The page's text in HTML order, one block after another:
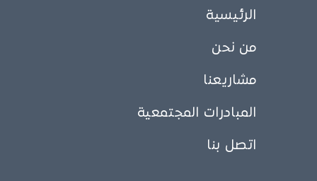
الرئيسية
من نحن
مشاريعنا
المبادرات المجتمعية
اتصل بنا